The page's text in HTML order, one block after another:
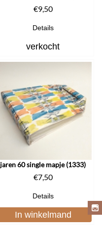
€9,50
Details
verkocht
jaren 60 single mapje (1333)
€7,50
Details
In winkelmand